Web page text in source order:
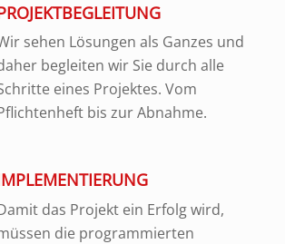
sehen Lösungen als Ganzes und
begleiten wir Sie durch alle
eines Projektes. Vom
bis zur Abnahme.
das Projekt ein Erfolg wird,
die programmierten